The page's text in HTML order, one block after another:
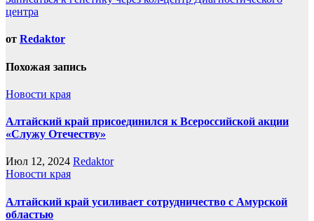
записям
центра
от Redaktor
Похожая запись
Новости края
Алтайский край присоединился к Всероссийской акции
«Служу Отечеству»
Июл 12, 2024 Redaktor
Новости края
Алтайский край усиливает сотрудничество с Амурской
областью